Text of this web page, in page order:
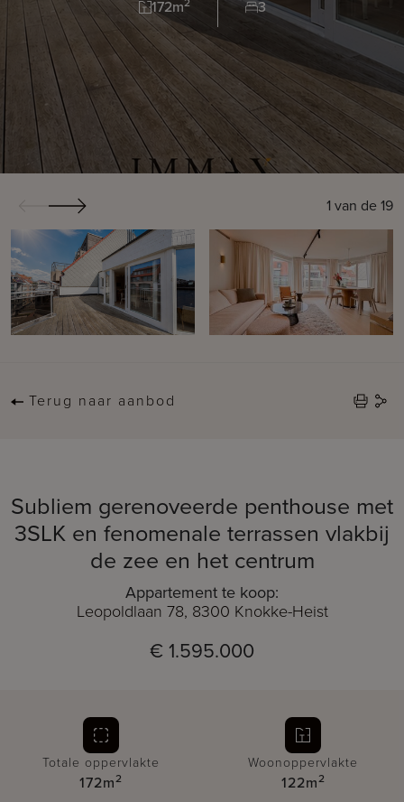
172m 3
1 van de19
Terug naar aanbod
Subliem gerenoveerde penthouse met
3SLK en fenomenale terrassen vlakbij
de zee en het centrum
Appartement te koop:
Leopoldlaan 78, 8300 Knokke-Heist
€ 1.595.000
Totale oppervlakte
172m2
Woonoppervlakte
122m2